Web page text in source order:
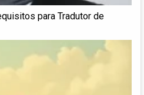
para Tradutor de